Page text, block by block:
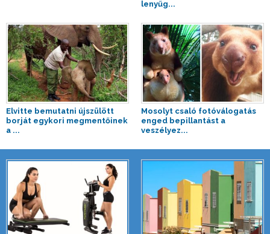
lenyűg...
Elvitte bemutatni újszülött
borját egykori megmentőinek
a ...
Mosolyt csaló fotóválogatás
enged bepillantást a
veszélyez...